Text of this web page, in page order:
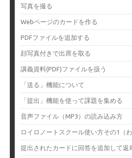
写真を撮る
Webページのカードを作る
PDFファイルを追加する
顔写真付きで出席を取る
講義資料(PDF)ファイルを扱う
「送る」機能について
「提出」機能を使って課題を集める
音声ファイル（MP3）の読み込み方
ロイロノートスクール使い方その1（
提出されたカードに回答を追加して返